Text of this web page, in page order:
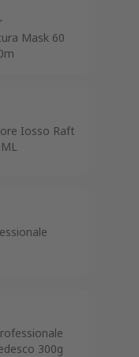
Mask 60
Iosso Raft
300g